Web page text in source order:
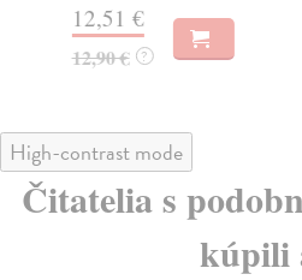
12,51 €
12,90 € ?
High-contrast mode
Čitatelia s
kúpili